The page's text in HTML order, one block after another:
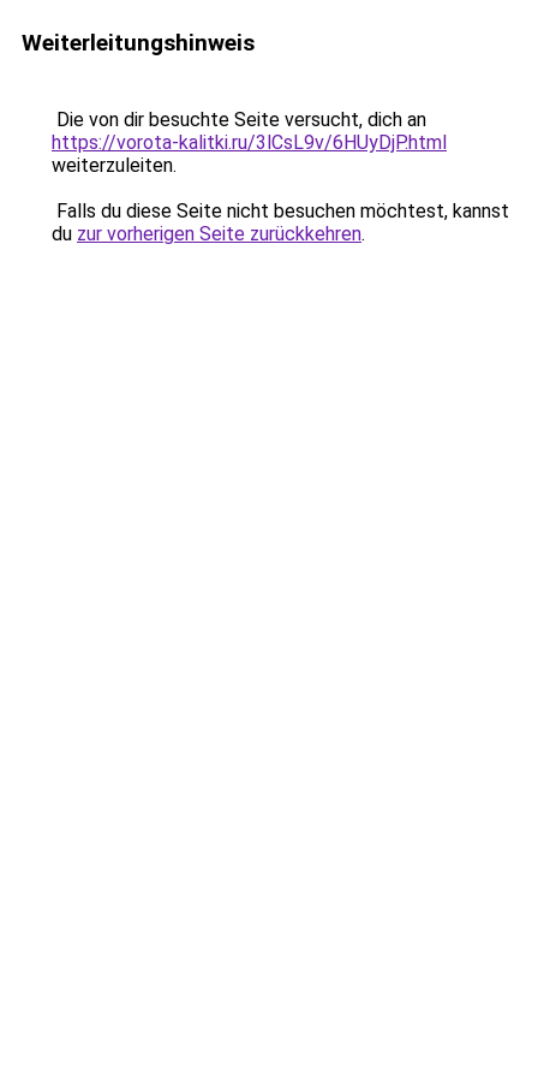
Weiterleitungshinweis
Die von dir besuchte Seite versucht, dich an
https://vorota-kalitki.ru/3lCsL9v/6HUyDjP.html
weiterzuleiten.
Falls du diese Seite nicht besuchen möchtest, kannst
du zur vorherigen Seite zurückkehren.